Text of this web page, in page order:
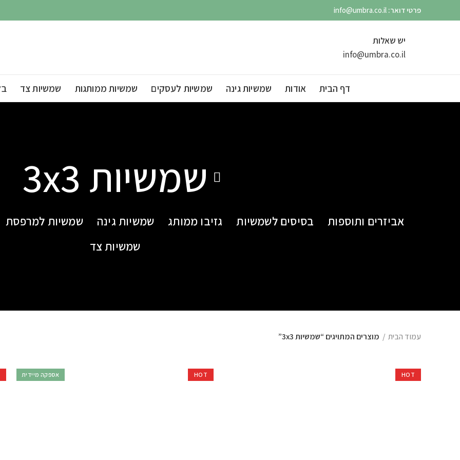
פרטי דואר: info@umbra.co.il
יש שאלות
info@umbra.co.il
דף הבית אודות שמשיות גינה שמשיות לעסקים שמשיות ממותגות שמשיות צד
שמשיות 3x3
אביזרים ותוספות בסיסים לשמשיות גזיבו ממותג שמשיות גינה
שמשיות למרפסת
שמשיות צד
עמוד הבית מוצרים המתויגים “שמשיות 3x3”
HOT אספקה מיידית HOT